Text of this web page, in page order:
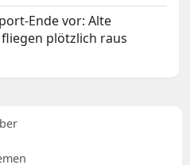
Ende vor: Alte
plötzlich raus